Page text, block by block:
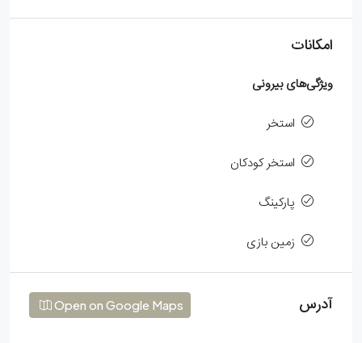
امکانات
ویژگی‌های بیرونی
استخر
استخر کودکان
پارکینگ
زمین بازی
آدرس Open on Google Maps